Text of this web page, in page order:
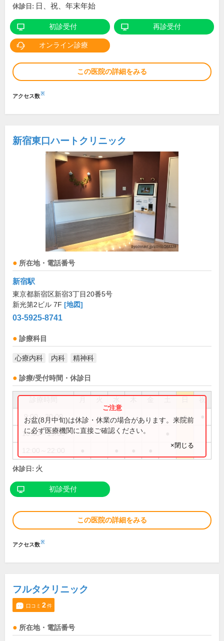
休診日: 日、祝、年末年始
初診受付 再診受付
オンライン診療
この医院の詳細をみる
アクセス数※
新宿東口ハートクリニック
所在地・電話番号
新宿駅
東京都新宿区新宿3丁目20番5号
新光第2ビル 7F [地図]
03-5925-8741
診療科目
心療内科 内科 精神科
診療/受付時間・休診日
祝
9:00～20:00 ●
10:00～19:00
お盆(8月中旬)は休診・休業の場合があります。来院前
に必ず医療機関に直接ご確認ください。
×閉じる
休診日: 火
初診受付
この医院の詳細をみる
アクセス数※
フルタクリニック
口コミ 2件
所在地・電話番号